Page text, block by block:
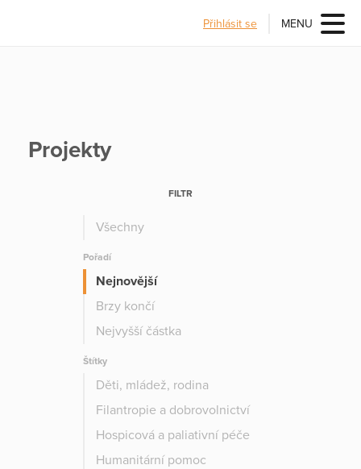
Přihlásit se MENU
Projekty
FILTR
Všechny
Pořadí
Nejnovější
Brzy končí
Nejvyšší částka
Štítky
Děti, mládež, rodina
Filantropie a dobrovolnictví
Hospicová a paliativní péče
Humanitární pomoc